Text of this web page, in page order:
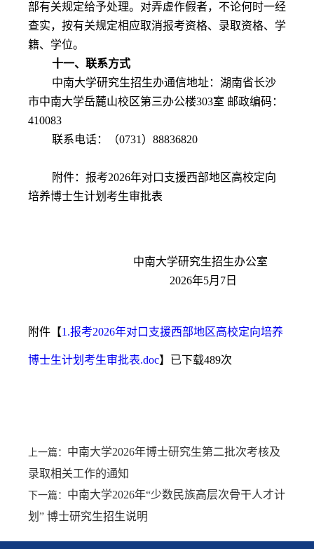
部有关规定给予处理。对弄虚作假者，不论何时一经
查实，按有关规定相应取消报考资格、录取资格、学
籍、学位。
十一、联系方式
中南大学研究生招生办通信地址： 湖南省长沙
市中南大学岳麓山校区第三办公楼303室 邮政编码：
410083
联系电话：（0731） 88836820
附件：报考2026年对口支援西部地区高校定向
培养博士生计划考生审批表
中南大学研究生招生办公室
2026年5月 7 日
附件【1.报考2026年对口支援西部地区高校定向培养
博士生计划考生审批表.doc】已下载489次
上一篇： 中南大学2026年博士研究生第二批次考核及
录取相关工作的通知
下一篇： 中南大学2026年“少数民族高层次骨干人才计
划” 博士研究生招生说明